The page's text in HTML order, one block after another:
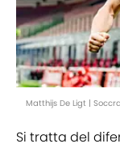
Matthijs De Ligt |
Si tratta del